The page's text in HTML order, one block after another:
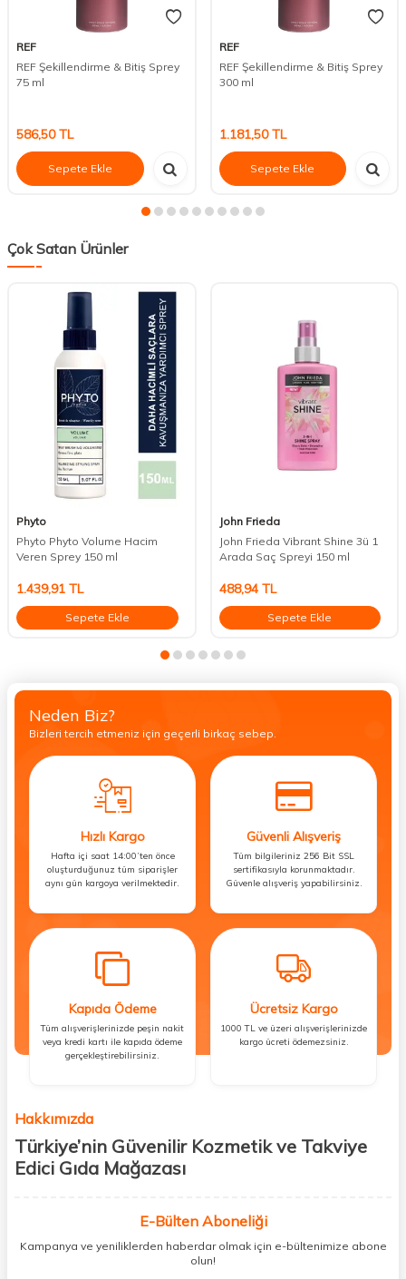
REF
REF Şekillendirme & Bitiş Sprey
75 ml
586,50TL
Sepete Ekle
REF
REF Şekillendirme & Bitiş Sprey
300 ml
1.181,50TL
Sepete Ekle
Çok Satan Ürünler
Phyto
Phyto Phyto Volume Hacim
Veren Sprey 150 ml
1.439,91 TL
Sepete Ekle
John Frieda
John Frieda Vibrant Shine 3ü 1
Arada Saç Spreyi 150 ml
488,94TL
Sepete Ekle
Neden Biz?
Bizleri tercih etmeniz için geçerli birkaç sebep.
Hızlı Kargo
Hafta içi saat 14:00’ten önce
oluşturduğunuz tüm siparişler
aynı gün kargoya verilmektedir.
Güvenli Alışveriş
Tüm bilgileriniz 256 Bit SSL
sertifikasıyla korunmaktadır.
Güvenle alışveriş yapabilirsiniz.
Kapıda Ödeme
Tüm alışverişlerinizde peşin nakit
veya kredi kartı ile kapıda ödeme
gerçekleştirebilirsiniz.
Ücretsiz Kargo
1000 TL ve üzeri alışverişlerinizde
kargo ücreti ödemezsiniz.
Hakkımızda
Türkiye’nin Güvenilir Kozmetik ve Takviye
Edici Gıda Mağazası
kişisel bakım hem de takviye edici gıda ürünlerini sizlerle
buluşturuyoruz. Artık mağaza mağaza dolaşmanıza gerek yok;
ihtiyacınız olan her şeyi tek bir çatı altında topluyor ve kapınıza kadar
E-Bülten Aboneliği
Kampanya ve yeniliklerden haberdar olmak için e-bültenimize abone
olun!